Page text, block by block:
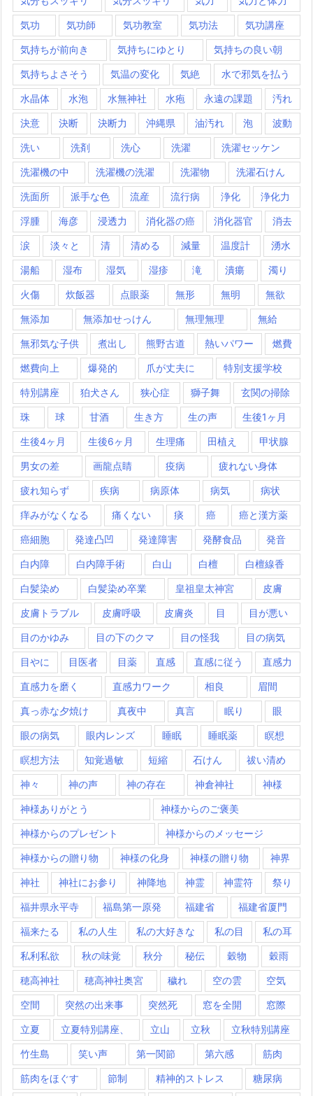
気功 気功師 気功教室 気功法 気功講座
気持ちが前向き 気持ちにゆとり 気持ちの良い朝
気持ちよさそう 気温の変化 気絶 水で邪気を払う
水晶体 水泡 水無神社 水疱 永遠の課題 汚れ
決意 決断 決断力 沖縄県 油汚れ 泡 波動
洗い 洗剤 洗心 洗濯 洗濯セッケン
洗濯機の中 洗濯機の洗濯 洗濯物 洗濯石けん
洗面所 派手な色 流産 流行病 浄化 浄化力
浮腫 海彦 浸透力 消化器の癌 消化器官 消去
涙 淡々と 清 清める 減量 温度計 湧水
湯船 湿布 湿気 湿疹 滝 潰瘍 濁り
火傷 炊飯器 点眼薬 無形 無明 無欲
無添加 無添加せっけん 無理無理 無給
無邪気な子供 煮出し 熊野古道 熱いパワー 燃費
燃費向上 爆発的 爪が丈夫に 特別支援学校
特別講座 狛犬さん 狭心症 獅子舞 玄関の掃除
珠 球 甘酒 生き方 生の声 生後1ヶ月
生後4ヶ月 生後6ヶ月 生理痛 田植え 甲状腺
男女の差 画龍点睛 疫病 疲れない身体
疲れ知らず 疾病 病原体 病気 病状
痒みがなくなる 痛くない 痰 癌 癌と漢方薬
癌細胞 発達凸凹 発達障害 発酵食品 発音
白内障 白内障手術 白山 白檀 白檀線香
白髪染め 白髪染め卒業 皇祖皇太神宮 皮膚
皮膚トラブル 皮膚呼吸 皮膚炎 目 目が悪い
目のかゆみ 目の下のクマ 目の怪我 目の病気
目やに 目医者 目薬 直感 直感に従う 直感力
直感力を磨く 直感力ワーク 相良 眉間
真っ赤な夕焼け 真夜中 真言 眠り 眼
眼の病気 眼内レンズ 睡眠 睡眠薬 瞑想
瞑想方法 知覚過敏 短縮 石けん 祓い清め
神々 神の声 神の存在 神倉神社 神様
神様ありがとう 神様からのご褒美
神様からのプレゼント 神様からのメッセージ
神様からの贈り物 神様の化身 神様の贈り物 神界
神社 神社にお参り 神降地 神霊 神霊符 祭り
福井県永平寺 福島第一原発 福建省 福建省厦門
福来たる 私の人生 私の大好きな 私の目 私の耳
私利私欲 秋の味覚 秋分 秘伝 穀物 穀雨
穂高神社 穂高神社奥宮 穢れ 空の雲 空気
空間 突然の出来事 突然死 窓を全開 窓際
立夏 立夏特別講座、 立山 立秋 立秋特別講座
竹生島 笑い声 第一関節 第六感 筋肉
筋肉をほぐす 節制 精神的ストレス 糖尿病